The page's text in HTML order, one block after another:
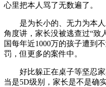
心里把本人骂了无数遍了。
是为长小的、无力为本人
角度讲，家长没被逃查过“致
国每年近1000万的孩子遭到
罚，但更多的案件中。
好比躲正在桌子等坚忍家
当是5D级别，家长是不是确